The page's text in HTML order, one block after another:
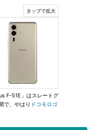
F-51E」はスレートグ
で、やはり ドコモロゴ